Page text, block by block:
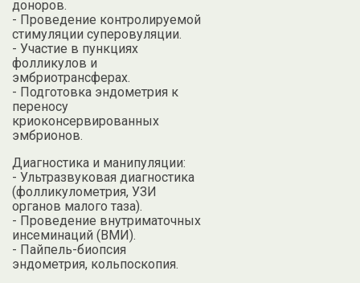
доноров.
- Проведение контролируемой
стимуляции суперовуляции.
- Участие в пункциях
фолликулов и
эмбриотрансферах.
- Подготовка эндометрия к
переносу
криоконсервированных
эмбрионов.
Диагностика и манипуляции:
- Ультразвуковая диагностика
(фолликулометрия, УЗИ
органов малого таза).
- Проведение внутриматочных
инсеминаций (ВМИ).
- Пайпель-биопсия
эндометрия, кольпоскопия.